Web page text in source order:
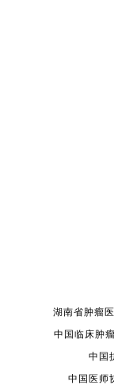
湖南省肿瘤
中国临床肿
中国
中国医师